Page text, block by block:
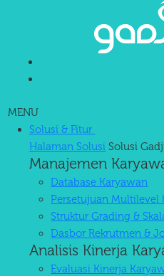
MENU
Solusi & Fitur
Halaman Solusi Solusi
Manajemen
Database Karyawan
Persetujuan Multilevel
Struktur Grading &
Dasbor Rekrutmen &
Analisis Kinerja
Evaluasi Kinerja